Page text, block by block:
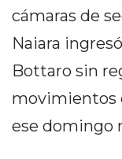
NOTICIAS
ZÁRATE
NOTICIAS
DE
cámaras de
Naiara
Bottaro sin
movimientos
ese domingo